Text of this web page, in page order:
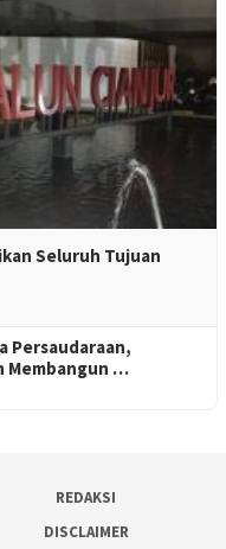
Seluruh Tujuan
Persaudaraan,
Membangun …
REDAKSI
DISCLAIMER